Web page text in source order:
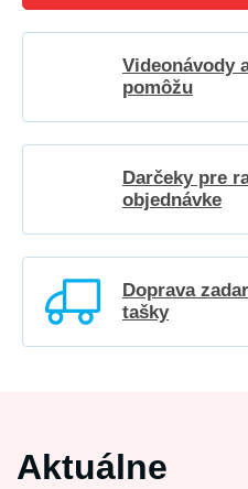
Videonávody
pomôžu
Darčeky pre
objednávke
Doprava
tašky
Aktuálne